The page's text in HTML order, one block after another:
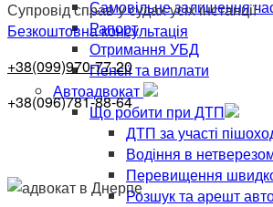
Самовільне залишення
Рапорт
Отримання УБД
Пенсії та виплати
Автоадвокат
Що робити при ДТП
ДТП за участі
Водіння в
Перевищення
Розшук та арешт
Супровід справ у судах усіх інстанції
Безкоштовна консультація
+38(099)970-77-20
+38(096)781-88-64